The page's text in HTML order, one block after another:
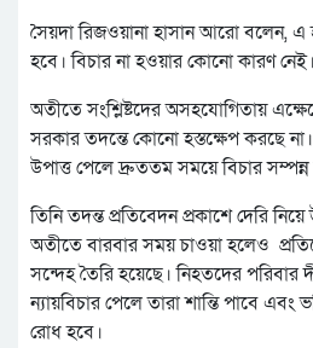
সৈয়দা রিজওয়ানা হাসান আরো বলেন, এ
হবে। বিচার না হওয়ার কোনো কারণ নেই।
অতীতে সংশ্লিষ্টদের অসহযোগিতায়
সরকার তদন্তে কোনো হস্তক্ষেপ করছে
উপাত্ত পেলে দ্রুততম সময়ে বিচার সম্পন্ন
তিনি তদন্ত প্রতিবেদন প্রকাশে দেরি
অতীতে বারবার সময় চাওয়া হলেও
সন্দেহ তৈরি হয়েছে। নিহতদের পরিবার
ন্যায়বিচার পেলে তারা শান্তি পাবে
রোধ হবে।